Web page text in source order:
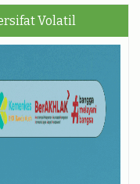
Volatil